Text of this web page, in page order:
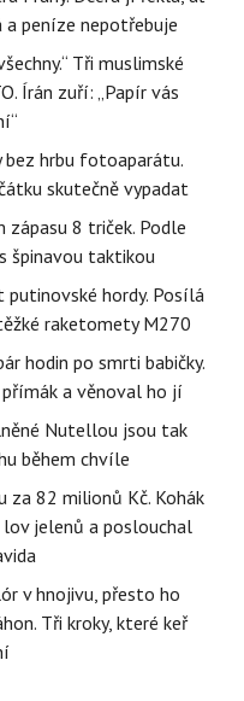
peníze nepotřebuje
Tři muslimské
Írán zuří: „Papír vás
bez hrbu fotoaparátu.
skutečně vypadat
zápasu 8 triček. Podle
špinavou taktikou
putinovské hordy. Posílá
raketomety M270
hodin po smrti babičky.
a věnoval ho jí
Nutellou jsou tak
během chvíle
za 82 milionů Kč. Kohák
jelenů a poslouchal
v hnojivu, přesto ho
Tři kroky, které keř